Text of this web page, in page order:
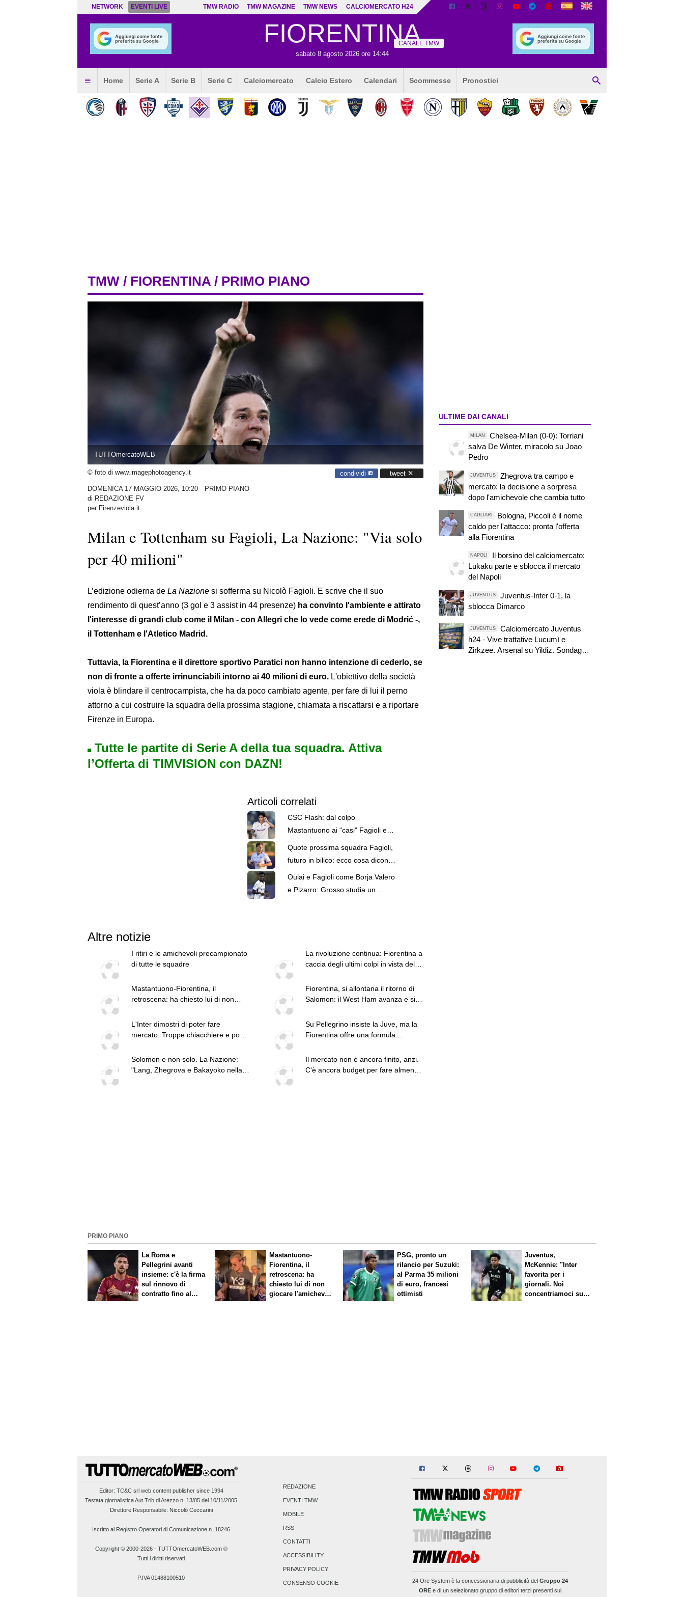
NETWORK EVENTI LIVE TMW RADIO TMW MAGAZINE TMW NEWS CALCIOMERCATO H24
FIORENTINA
sabato 8 agosto 2026 ore 14:44
CANALE TMW
Home Serie A Serie B Serie C Calciomercato Calcio Estero Calendari Scommesse Pronostici
TMW / FIORENTINA / PRIMO PIANO
TUTTOmercatoWEB
© foto di www.imagephotoagency.it condividi tweet
DOMENICA 17 MAGGIO 2026, 10:20
PRIMO PIANO
di REDAZIONE FV
per Firenzeviola.it
Milan e Tottenham su Fagioli, La Nazione: "Via solo
per 40 milioni"
L’edizione odierna de La Nazione si sofferma su Nicolò Fagioli. E scrive che il suo
rendimento di quest’anno (3 gol e 3 assist in 44 presenze) ha convinto l'ambiente e attirato
l'interesse di grandi club come il Milan - con Allegri che lo vede come erede di Modrić -,
il Tottenham e l'Atletico Madrid.
Tuttavia, la Fiorentina e il direttore sportivo Paratici non hanno intenzione di cederlo, se
non di fronte a offerte irrinunciabili intorno ai 40 milioni di euro. L'obiettivo della società
viola è blindare il centrocampista, che ha da poco cambiato agente, per fare di lui il perno
attorno a cui costruire la squadra della prossima stagione, chiamata a riscattarsi e a riportare
Firenze in Europa.
Tutte le partite di Serie A della tua squadra. Attiva
l’Offerta di TIMVISION con DAZN!
Articoli correlati
CSC Flash: dal colpo
Mastantuono ai "casi" Fagioli e
Quote prossima squadra Fagioli,
futuro in bilico: ecco cosa dicono
i bookmaker
Oulai e Fagioli come Borja Valero
e Pizarro: Grosso studia un
Altre notizie
I ritiri e le amichevoli precampionato
di tutte le squadre
La rivoluzione continua: Fiorentina a
caccia degli ultimi colpi in vista del
Mastantuono-Fiorentina, il
retroscena: ha chiesto lui di non
Fiorentina, si allontana il ritorno di
Salomon: il West Ham avanza e si
L'Inter dimostri di poter fare
mercato. Troppe chiacchiere e pochi
superiore a tutte le altre a
prescindere. Juve, il portiere può
Su Pellegrino insiste la Juve, ma la
Fiorentina offre una formula
Solomon e non solo. La Nazione:
"Lang, Zhegrova e Bakayoko nella
Il mercato non è ancora finito, anzi.
C'è ancora budget per fare almeno
ULTIME DAI CANALI
MILAN
Chelsea-Milan (0-0): Torriani
salva De Winter, miracolo su Joao
Pedro
JUVENTUS
Zhegrova tra campo e
mercato: la decisione a sorpresa
dopo l'amichevole che cambia tutto
CAGLIARI
Bologna, Piccoli è il nome
caldo per l'attacco: pronta l'offerta
alla Fiorentina
NAPOLI
Il borsino del calciomercato:
Lukaku parte e sblocca il mercato
del Napoli
JUVENTUS
Juventus-Inter 0-1, la
sblocca Dimarco
JUVENTUS
Calciomercato Juventus
h24 - Vive trattative Lucumì e
Zirkzee. Arsenal su Yildiz. Sondaggio
PRIMO PIANO
La Roma e
Pellegrini avanti
insieme: c'è la firma
sul rinnovo di
contratto fino al
Mastantuono-
Fiorentina, il
retroscena: ha
chiesto lui di non
giocare l'amichevole
PSG, pronto un
rilancio per Suzuki:
al Parma 35 milioni
di euro, francesi
ottimisti
Juventus,
McKennie: "Inter
favorita per i
giornali. Noi
concentriamoci sul
Editor: TC&C srlweb content publisher since 1994
Testata giornalistica Aut.Trib.di Arezzo n. 13/05 del 10/11/2005
Direttore Responsabile: Niccolò Ceccarini
Iscritto al Registro Operatori di Comunicazione n. 18246
Copyright © 2000-2026- TUTTOmercatoWEB.com ®
Tutti i diritti riservati
P.IVA 01488100510
REDAZIONE
EVENTI TMW
MOBILE
RSS
CONTATTI
ACCESSIBILITY
PRIVACY POLICY
CONSENSO COOKIE 24 Ore Systemè la concessionaria di pubblicità del Gruppo 24
OREe di un selezionato gruppo di editori terzi presenti sul